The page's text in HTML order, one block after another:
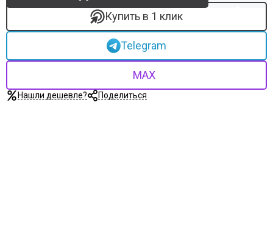
Купить в 1 клик
Telegram
MAX
Нашли дешевле? Поделиться